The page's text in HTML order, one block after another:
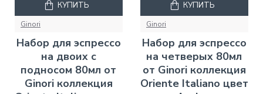
Ginori
Набор для эспрессо
на двоих с
подносом 80мл от
Ginori коллекция
КУПИТЬ
Ginori
Набор для эспрессо
на четверых 80мл
от Ginori коллекция
Oriente Italiano цвет
КУПИТЬ